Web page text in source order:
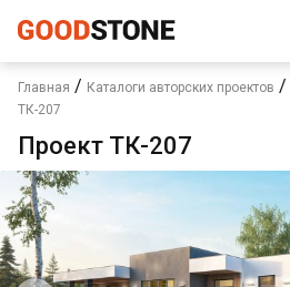
Главная / Каталоги авторских проектов /
ТК-207
Проект ТК-207